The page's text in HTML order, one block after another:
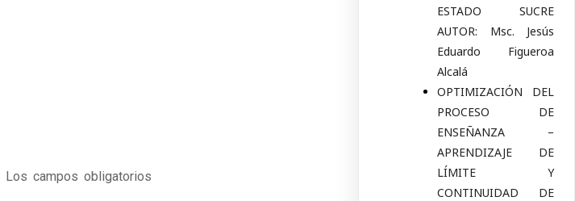
Los campos obligatorios
ESTADO SUCRE
AUTOR: Msc. Jesús
Eduardo Figueroa
Alcalá
OPTIMIZACIÓN DEL
PROCESO DE
ENSEÑANZA –
APRENDIZAJE DE
LÍMITE Y
CONTINUIDAD DE